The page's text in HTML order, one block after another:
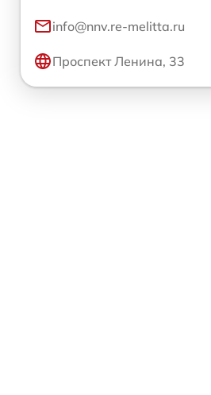
info@nnv.re-melitta.ru
Проспект Ленина, 33